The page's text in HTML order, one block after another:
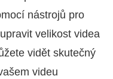
nástrojů pro
velikost videa
vidět skutečný
videu